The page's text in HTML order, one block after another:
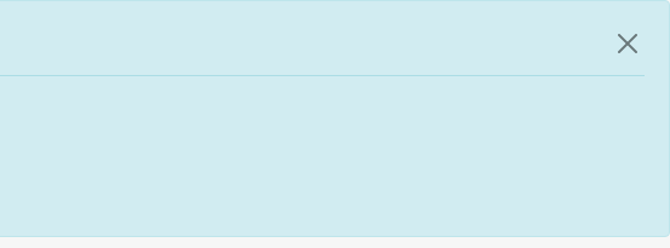
공지